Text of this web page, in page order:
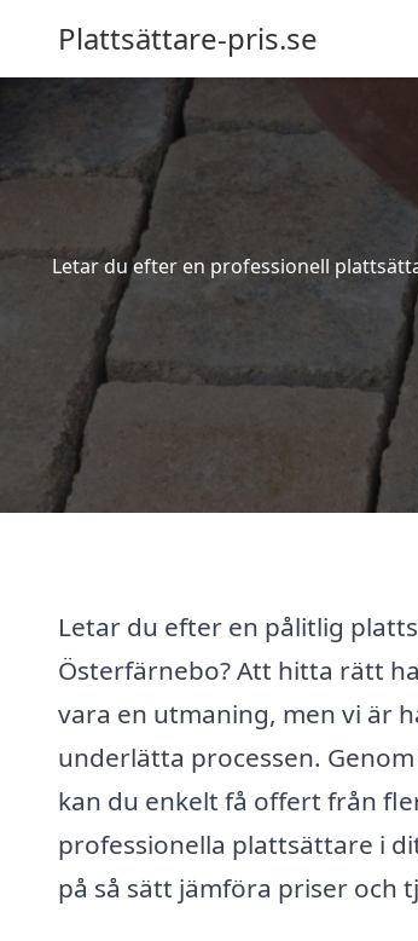
Plattsättare-pris.se
Letar du efter en professionell
Letar du efter en pålitlig
Österfärnebo? Att hitta rätt
vara en utmaning, men vi är
underlätta processen.
kan du enkelt få offert från
professionella plattsättare i
på så sätt jämföra priser och